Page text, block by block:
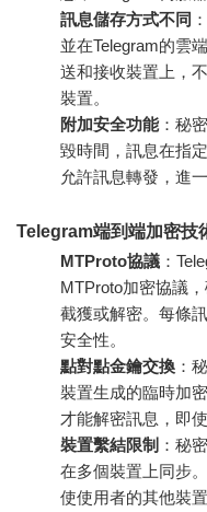
訊息儲存方式不同
並在Telegram的雲
送和接收裝置上，
裝置。
附加安全功能：秘
毀時間，訊息在指
允許訊息轉發，進
Telegram端到端加密技
MTProto協議 ：
MTProto加密協議
截獲或解密。每條
安全性。
點對點金鑰交換 ：
裝置生成的臨時加
才能解密訊息，即
裝置繫結限制 ：秘
在多個裝置上同步
使使用者的其他裝